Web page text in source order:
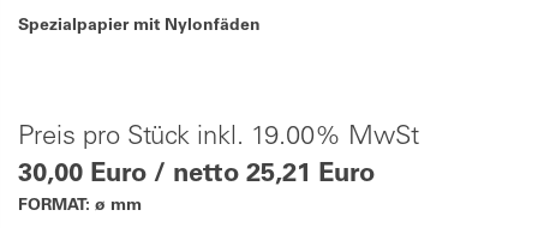
Spezialpapier mit Nylonfäden
Preis pro Stück inkl. 19.00% MwSt
30,00 Euro / netto 25,21 Euro
FORMAT: ø mm